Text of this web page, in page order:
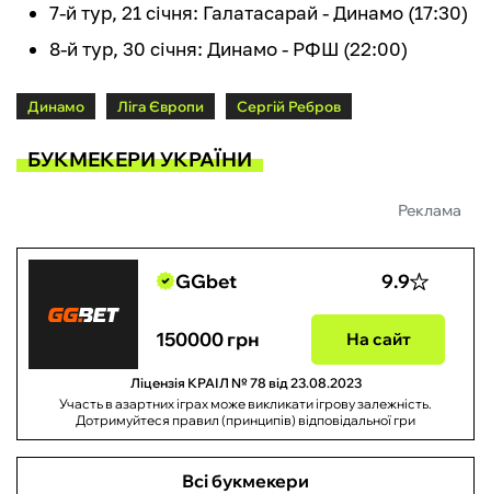
7-й тур, 21 січня: Галатасарай - Динамо (17:30)
8-й тур, 30 січня: Динамо - РФШ (22:00)
Динамо Ліга Європи Сергій Ребров
БУКМЕКЕРИ УКРАЇНИ
Реклама
GGbet 9.9
150000 грн На сайт
Ліцензія КРАІЛ № 78 від 23.08.2023
Участь в азартних іграх може викликати ігрову залежність.
Дотримуйтеся правил (принципів) відповідальної гри
Всі букмекери